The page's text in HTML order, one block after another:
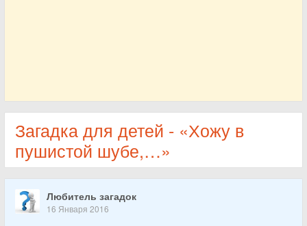
Загадка для детей - «Хожу в
пушистой шубе,…»
Любитель загадок
16 Января 2016